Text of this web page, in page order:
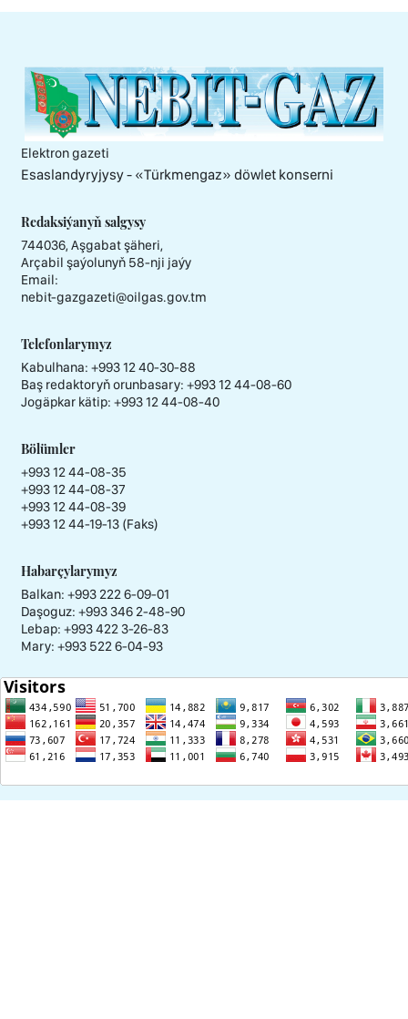
Elektron gazeti
Esaslandyryjysy - «Тürkmengaz» döwlet konserni
Redaksiýanyň salgysy
744036, Aşgabat şäheri,
Arçabil şaýolunyň 58-nji jaýy
Email:
nebit-gazgazeti@oilgas.gov.tm
Telefonlarymyz
Kabulhana: +993 12 40-30-88
Baş redaktoryň orunbasary: +993 12 44-08-60
Jogäpkar kätip: +993 12 44-08-40
Bölümler
+993 12 44-08-35
+993 12 44-08-37
+993 12 44-08-39
+993 12 44-19-13 (Faks)
Habarçylarymyz
Balkan: +993 222 6-09-01
Daşoguz: +993 346 2-48-90
Lebap: +993 422 3-26-83
Mary: +993 522 6-04-93